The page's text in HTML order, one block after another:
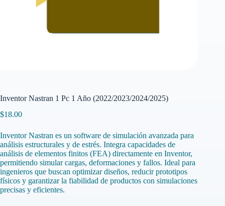
Inventor Nastran 1 Pc 1 Año (2022/2023/2024/2025)
$18.00
Inventor Nastran es un software de simulación avanzada para
análisis estructurales y de estrés. Integra capacidades de
análisis de elementos finitos (FEA) directamente en Inventor,
permitiendo simular cargas, deformaciones y fallos. Ideal para
ingenieros que buscan optimizar diseños, reducir prototipos
físicos y garantizar la fiabilidad de productos con simulaciones
precisas y eficientes.